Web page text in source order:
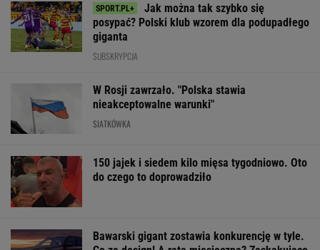
Jak można tak szybko się
posypać? Polski klub wzorem dla podupadłego
giganta
SUBSKRYPCJA
W Rosji zawrzało. "Polska stawia
nieakceptowalne warunki"
SIATKÓWKA
150 jajek i siedem kilo mięsa tygodniowo. Oto
do czego to doprowadziło
Bawarski gigant zostawia konkurencję w tyle.